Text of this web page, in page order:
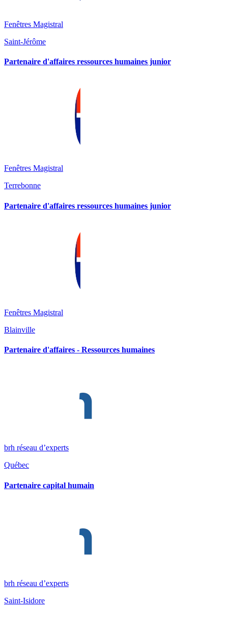
Fenêtres Magistral
Saint-Jérôme
Partenaire d'affaires ressources humaines junior
Fenêtres Magistral
Terrebonne
Partenaire d'affaires ressources humaines junior
Fenêtres Magistral
Blainville
Partenaire d'affaires - Ressources humaines
brh réseau d’experts
Québec
Partenaire capital humain
brh réseau d’experts
Saint-Isidore